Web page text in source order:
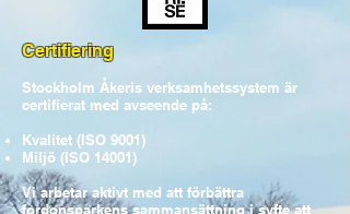
Certifiering
Stockholm Åkeris verksamhetssystem är
certifierat med avseende på:
Kvalitet (ISO 9001)
Miljö (ISO 14001)
Vi arbetar aktivt med att förbättra
fordonsparkens sammansättning i syfte att